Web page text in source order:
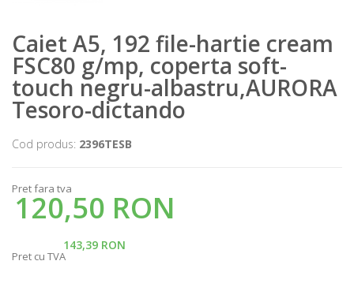
Caiet A5, 192 file-hartie cream
FSC80 g/mp, coperta soft-
touch negru-albastru,AURORA
Tesoro-dictando
Cod produs: 2396TESB
Pret fara tva
120,50 RON
143,39 RON
Pret cu TVA